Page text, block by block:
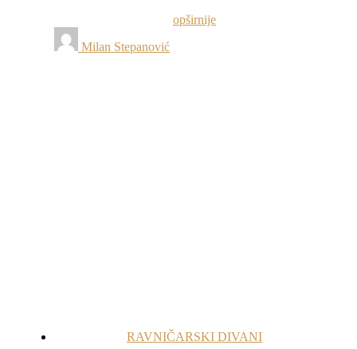
opširnije
Milan Stepanović
RAVNIČARSKI DIVANI